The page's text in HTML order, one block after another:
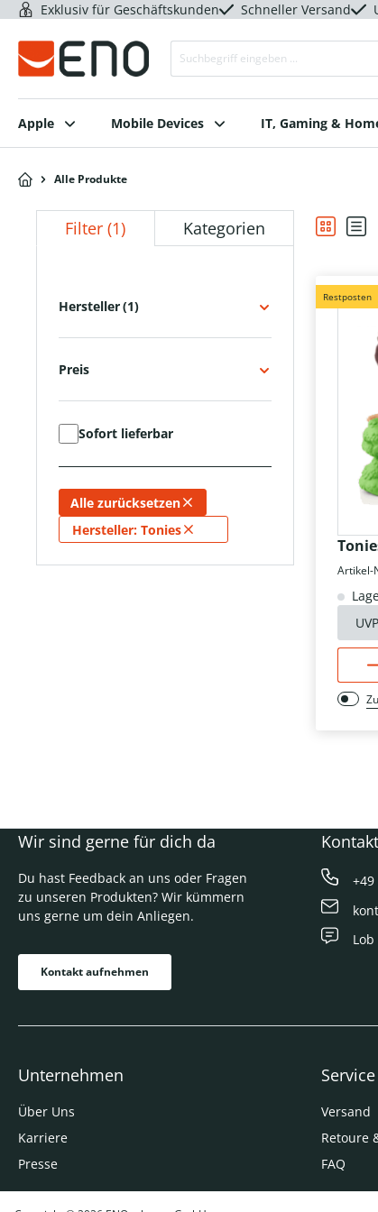
Exklusiv für Geschäftskunden Schneller Versand
Apple Mobile Devices IT, Gaming &
Alle Produkte
Filter(1) Kategorien
Hersteller(1)
Preis
Sofort lieferbar
Hersteller: Tonies
Alle zurücksetzen
Restposten
Artikel-
Wir sind gerne für dich da
Du hast Feedback an uns oder Fragen
zu unseren Produkten? Wir kümmern
uns gerne um dein Anliegen.
Kontakt aufnehmen
Kontakt
+49
Unternehmen
Über Uns
Karriere
Presse
Service
Versand
Retoure
FAQ